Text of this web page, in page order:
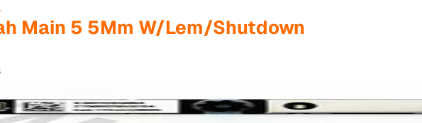
Main 5 5Mm W/Lem/Shutdown